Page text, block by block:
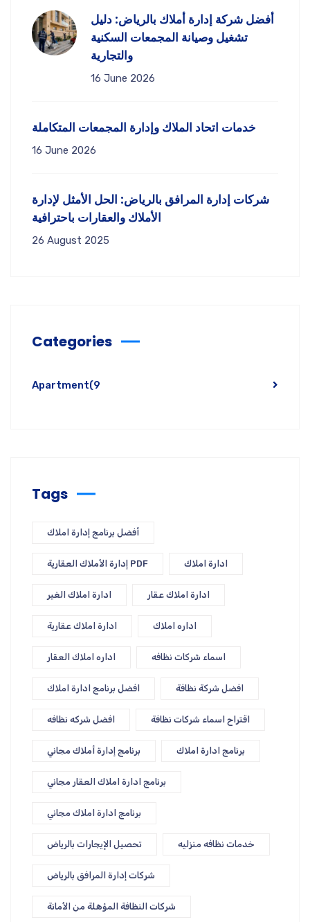
أفضل شركة إدارة أملاك بالرياض: دليل
تشغيل وصيانة المجمعات السكنية
والتجارية
16 June 2026
خدمات اتحاد الملاك وإدارة المجمعات المتكاملة
16 June 2026
شركات إدارة المرافق بالرياض: الحل الأمثل لإدارة
الأملاك والعقارات باحترافية
26 August 2025
Categories
Apartment(9
Tags
أفضل برنامج إدارة املاك
إدارة الأملاك العقارية PDF ادارة املاك
ادارة املاك الغير ادارة املاك عقار
ادارة املاك عقارية اداره املاك
اداره املاك العقار اسماء شركات نظافه
افضل برنامج ادارة املاك افضل شركة نظافة
افضل شركه نظافه اقتراح اسماء شركات نظافة
برنامج إدارة أملاك مجاني برنامج ادارة املاك
برنامج ادارة املاك العقار مجاني
برنامج ادارة املاك مجاني
تحصيل الإيجارات بالرياض خدمات نظافه منزليه
شركات إدارة المرافق بالرياض
شركات النظافة المؤهلة من الأمانة